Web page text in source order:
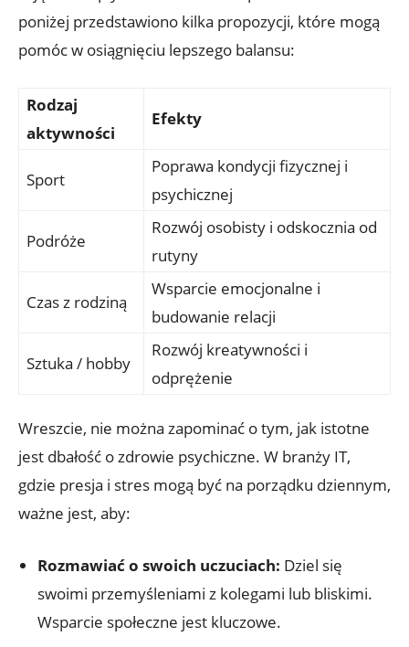
poniżej przedstawiono kilka propozycji, które mogą
pomóc w osiągnięciu lepszego balansu:
Rodzaj
aktywności
Efekty
Sport
Poprawa kondycji fizycznej i
psychicznej
Podróże
Rozwój osobisty i odskocznia od
rutyny
Czas z rodziną
Wsparcie emocjonalne i
budowanie relacji
Sztuka / hobby
Rozwój kreatywności i
odprężenie
Wreszcie, nie można zapominać o tym, jak istotne
jest dbałość o zdrowie psychiczne. W branży IT,
gdzie presja i stres mogą być na porządku dziennym,
ważne jest, aby:
Rozmawiać o swoich uczuciach: Dziel się
swoimi przemyśleniami z kolegami lub bliskimi.
Wsparcie społeczne jest kluczowe.